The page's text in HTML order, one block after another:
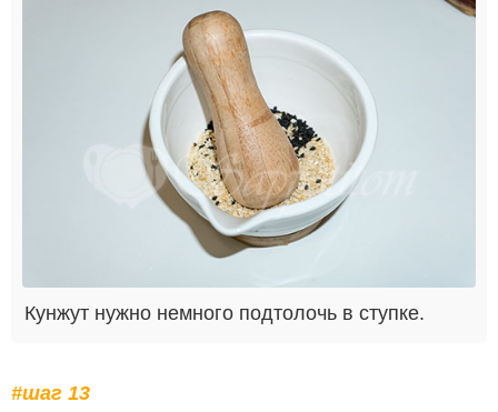
Кунжут нужно немного подтолочь в ступке.
#шаг 13